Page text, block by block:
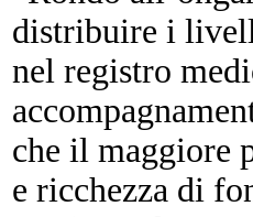
distribuire i
nel registro
che il maggiore
e ricchezza di